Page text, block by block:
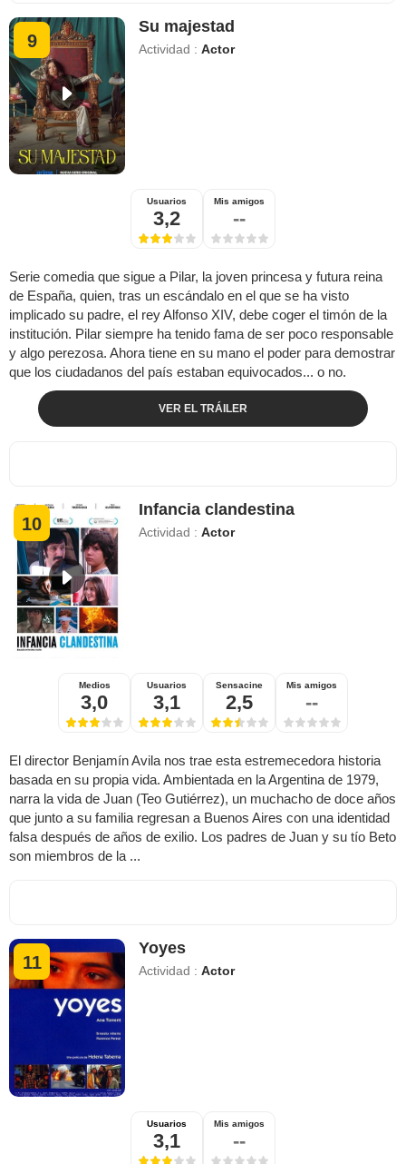
9
Su majestad
Actividad :Actor
Usuarios
3,2
Mis amigos
--
Serie comedia que sigue a Pilar, la joven princesa y futura reina
de España, quien, tras un escándalo en el que se ha visto
implicado su padre, el rey Alfonso XIV, debe coger el timón de la
institución. Pilar siempre ha tenido fama de ser poco responsable
y algo perezosa. Ahora tiene en su mano el poder para demostrar
que los ciudadanos del país estaban equivocados... o no.
VER EL TRÁILER
10
Infancia clandestina
Actividad :Actor
Medios
3,0
Usuarios
3,1
Sensacine
2,5
Mis amigos
--
El director Benjamín Avila nos trae esta estremecedora historia
basada en su propia vida. Ambientada en la Argentina de 1979,
narra la vida de Juan (Teo Gutiérrez), un muchacho de doce años
que junto a su familia regresan a Buenos Aires con una identidad
falsa después de años de exilio. Los padres de Juan y su tío Beto
son miembros de la ...
11
Yoyes
Actividad :Actor
Usuarios
3,1
Mis amigos
--